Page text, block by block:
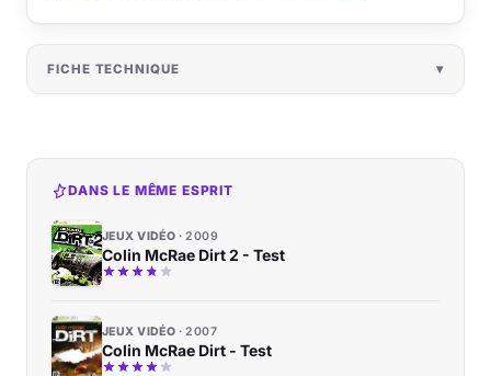
FICHE TECHNIQUE
DANS LE MÊME ESPRIT
JEUX VIDÉO 2009
Colin McRae Dirt 2 - Test
JEUX VIDÉO 2007
Colin McRae Dirt - Test